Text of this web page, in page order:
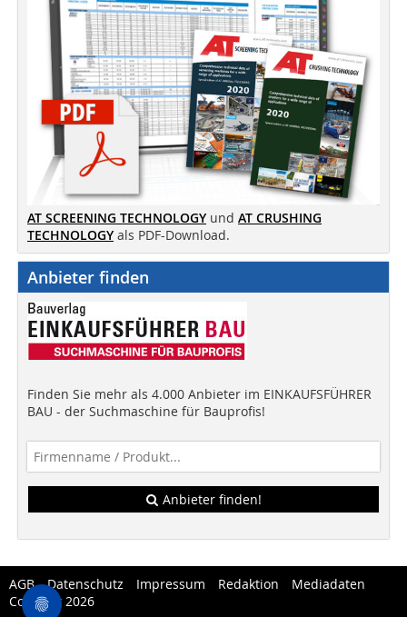
AT SCREENING TECHNOLOGY und AT CRUSHING
TECHNOLOGY als PDF-Download.
Anbieter finden
Finden Sie mehr als 4.000 Anbieter im EINKAUFSFÜHRER
BAU - der Suchmaschine für Bauprofis!
Anbieter finden!
AGB Datenschutz Impressum Redaktion
Mediadaten
Copytest 2026